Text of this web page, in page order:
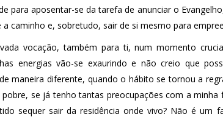
para aposentar-se da tarefa de anunciar o
caminho e, sobretudo, sair de si mesmo para
vocação, também para ti, num momento
energias vão-se exaurindo e não creio que
maneira diferente, quando o hábito se tornou a
se já tenho tantas preocupações com a
sequer sair da residência onde vivo? Não é um